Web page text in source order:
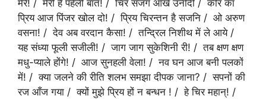
मेरे! / मेरी है पहेली बात! / चिर सजग आँखे उनींदी / कीर का
प्रिय आज पिंजर खोल दो! / प्रिय चिरन्तन है सजनि / ओ अरुण
वसना! / देव अब वरदान कैसा! / तन्द्रिल निशीथ में ले आये /
यह संध्या फूली सजीली! / जाग जाग सुकेशिनी री! / तब क्षण क्षण
मधु-प्याले होंगे! / आज सुनहली वेला! / नव घन आज बनी पलकों
में! / क्या जलने की रीति शलभ समझा दीपक जाना? / सपनों की
रज आँज गया / क्यों मुझे प्रिय हों न बन्धन ! / हे चिर महान्! /